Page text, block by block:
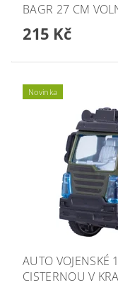
BAGR 27 CM
215 Kč
Novinka
AUTO VOJENSKÉ
CISTERNOU V